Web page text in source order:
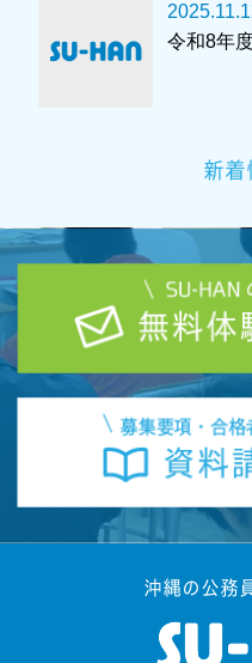
令和8年
新着
沖縄の公務